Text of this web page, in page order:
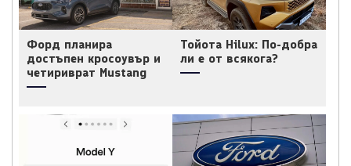
Форд планира
достъпен кросоувър и
четириврат Mustang
Тойота Hilux: По-добра
ли е от всякога?